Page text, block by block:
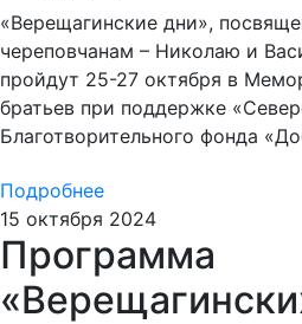
«Верещагинские дни»,
череповчанам – Николаю и
пройдут 25-27 октября в
братьев при поддержке
Благотворительного фонда
Подробнее
15 октября 2024
Программа